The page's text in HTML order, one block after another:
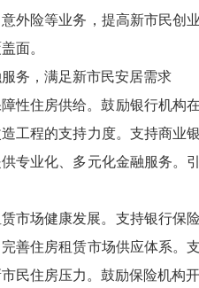
外险等业务，提高新市民创
面。
务，满足新市民安居需求
障性住房供给。鼓励银行机
工程的支持力度。支持商业
专业化、多元化金融服务。
赁市场健康发展。支持银行
善住房租赁市场供应体系。
民住房压力。鼓励保险机构